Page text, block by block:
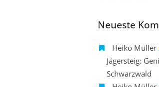
Neueste
Heiko Müller
Jägersteig:
Schwarzwald